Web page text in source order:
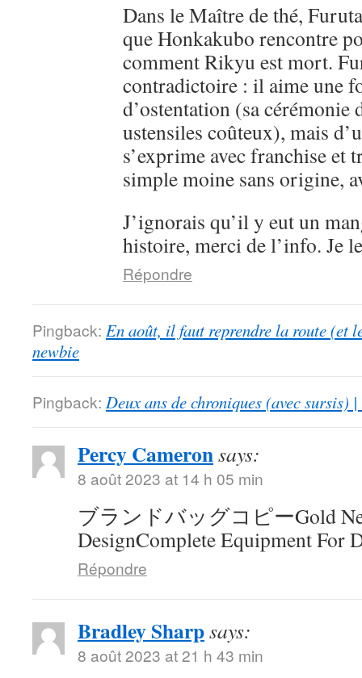
Dans le Maître de thé,
que Honkakubo rencontre
comment Rikyu est mort.
contradictoire : il aime une
d’ostentation (sa cérémonie
ustensiles coûteux), mais
s’exprime avec franchise et
simple moine sans origine,
J’ignorais qu’il y eut un
histoire, merci de l’info. Je
Répondre
Pingback: En août, il faut reprendre la route (et
newbie
Pingback: Deux ans de chroniques (avec sursis)
Percy Cameronsays:
8 août 2023 at 14 h 05 min
ブランドバッグコピーGold
DesignComplete Equipment For
Répondre
Bradley Sharpsays:
8 août 2023 at 21 h 43 min